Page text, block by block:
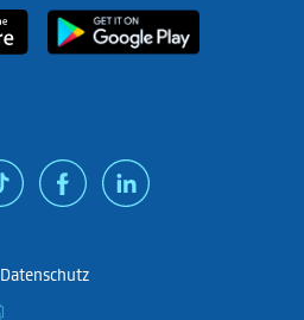
Datenschutz